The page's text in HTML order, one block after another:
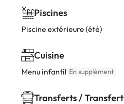
Piscines
Piscine extérieure (été)
Cuisine
Menu infantil En supplément
Transferts / Transfert